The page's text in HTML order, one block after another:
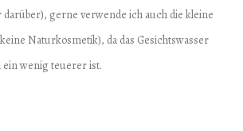
gerne verwende ich auch die kleine
Naturkosmetik), da das Gesichtswasser
wenig teuerer ist.